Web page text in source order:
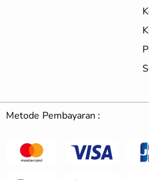
Metode Pembayaran :